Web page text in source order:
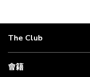
The Club
關於 The Club
合作夥伴
會籍